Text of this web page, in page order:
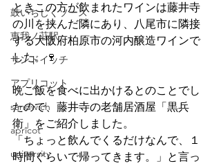
鼓いちじくソース
恵我ノ荘駅
サンドイッチ
アプリコット
sandwich
apricot
university
ときこの方が飲まれたワインは藤井寺
の川を挟んだ隣にあり、八尾市に隣接
する大阪府柏原市の河内醸造ワインで
した。🍷
晩ご飯を食べに出かけるとのことでし
たので、藤井寺の老舗居酒屋「黒兵
衛」をご紹介しました。
「ちょっと飲んでくるだけなんで、１
時間ぐらいで帰ってきます。」と言っ